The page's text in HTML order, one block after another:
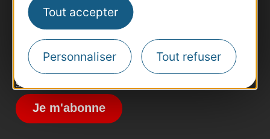
Tout accepter
Personnaliser Tout refuser
Site presse et d'influence
Voyagistes
Destination Sport
Inscrivez-vous à la lettre d'information
Destination Occitanie pour recevoir des
suggestions de séjours, de visites et de sorties.
Je m'abonne